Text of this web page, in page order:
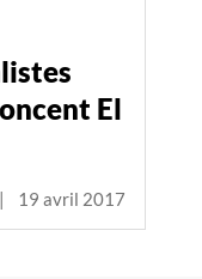
El
| 19 avril 2017